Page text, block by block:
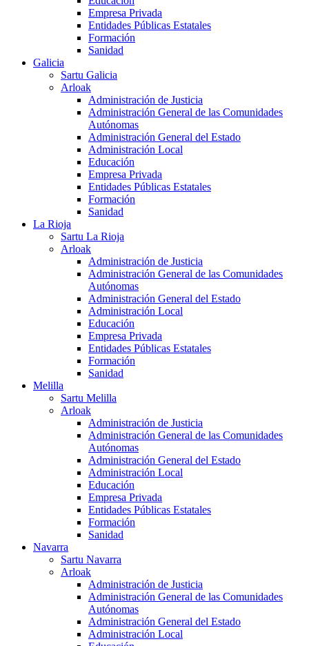
Empresa Privada
Entidades Públicas Estatales
Formación
Sanidad
Galicia
Sartu Galicia
Arloak
Administración de Justicia
Administración General de las Comunidades
Autónomas
Administración General del Estado
Administración Local
Educación
Empresa Privada
Entidades Públicas Estatales
Formación
Sanidad
La Rioja
Sartu La Rioja
Arloak
Administración de Justicia
Administración General de las Comunidades
Autónomas
Administración General del Estado
Administración Local
Educación
Empresa Privada
Entidades Públicas Estatales
Formación
Sanidad
Melilla
Sartu Melilla
Arloak
Administración de Justicia
Administración General de las Comunidades
Autónomas
Administración General del Estado
Administración Local
Educación
Empresa Privada
Entidades Públicas Estatales
Formación
Sanidad
Navarra
Sartu Navarra
Arloak
Administración de Justicia
Administración General de las Comunidades
Autónomas
Administración General del Estado
Administración Local